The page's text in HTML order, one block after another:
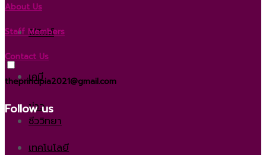
ฟิสิกส์
เคมี
ชีววิทยา
ข่าว
เทคโนโลยี
About Us
Staff Members
Contact Us
theprincipia2021@gmail.com
Follow us